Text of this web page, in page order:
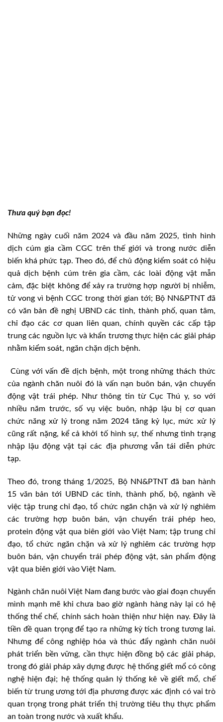
Thưa quý bạn đọc!
Những ngày cuối năm 2024 và đầu năm 2025, tình hình
dịch cúm gia cầm CGC trên thế giới và trong nước diễn
biến khá phức tạp. Theo đó, để chủ động kiểm soát có hiệu
quả dịch bệnh cúm trên gia cầm, các loài động vật mẫn
cảm, đặc biệt không để xảy ra trường hợp người bị nhiễm,
tử vong vì bệnh CGC trong thời gian tới; Bộ NN&PTNT đã
có văn bản đề nghị UBND các tỉnh, thành phố, quan tâm,
chỉ đạo các cơ quan liên quan, chính quyền các cấp tập
trung các nguồn lực và khẩn trương thực hiện các giải pháp
nhằm kiểm soát, ngăn chặn dịch bệnh.
Cùng với vấn đề dịch bệnh, một trong những thách thức
của ngành chăn nuôi đó là vấn nạn buôn bán, vận chuyển
động vật trái phép. Như thông tin từ Cục Thú y, so với
nhiều năm trước, số vụ việc buôn, nhập lậu bị cơ quan
chức năng xử lý trong năm 2024 tăng kỷ lục, mức xử lý
cũng rất nặng, kể cả khởi tố hình sự, thế nhưng tình trạng
nhập lậu động vật tại các địa phương vẫn tái diễn phức
tạp.
Theo đó, trong tháng 1/2025, Bộ NN&PTNT đã ban hành
15 văn bản tới UBND các tỉnh, thành phố, bộ, ngành về
việc tập trung chỉ đạo, tổ chức ngăn chặn và xử lý nghiêm
các trường hợp buôn bán, vận chuyển trái phép heo,
protein động vật qua biên giới vào Việt Nam; tập trung chỉ
đạo, tổ chức ngăn chặn và xử lý nghiêm các trường hợp
buôn bán, vận chuyển trái phép động vật, sản phẩm động
vật qua biên giới vào Việt Nam.
Ngành chăn nuôi Việt Nam đang bước vào giai đoạn chuyển
mình mạnh mẽ khi chưa bao giờ ngành hàng này lại có hệ
thống thể chế, chính sách hoàn thiện như hiện nay. Đây là
tiền đề quan trọng để tạo ra những kỳ tích trong tương lai.
Nhưng để công nghiệp hóa và thúc đẩy ngành chăn nuôi
phát triển bền vững, cần thực hiện đồng bộ các giải pháp,
trong đó giải pháp xây dựng được hệ thống giết mổ có công
nghệ hiện đại; hệ thống quản lý thống kê về giết mổ, chế
biến từ trung ương tới địa phương được xác định có vai trò
quan trọng trong phát triển thị trường tiêu thụ thực phẩm
an toàn trong nước và xuất khẩu.